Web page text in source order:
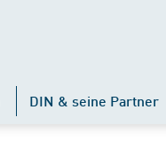
DIN & seine Partner